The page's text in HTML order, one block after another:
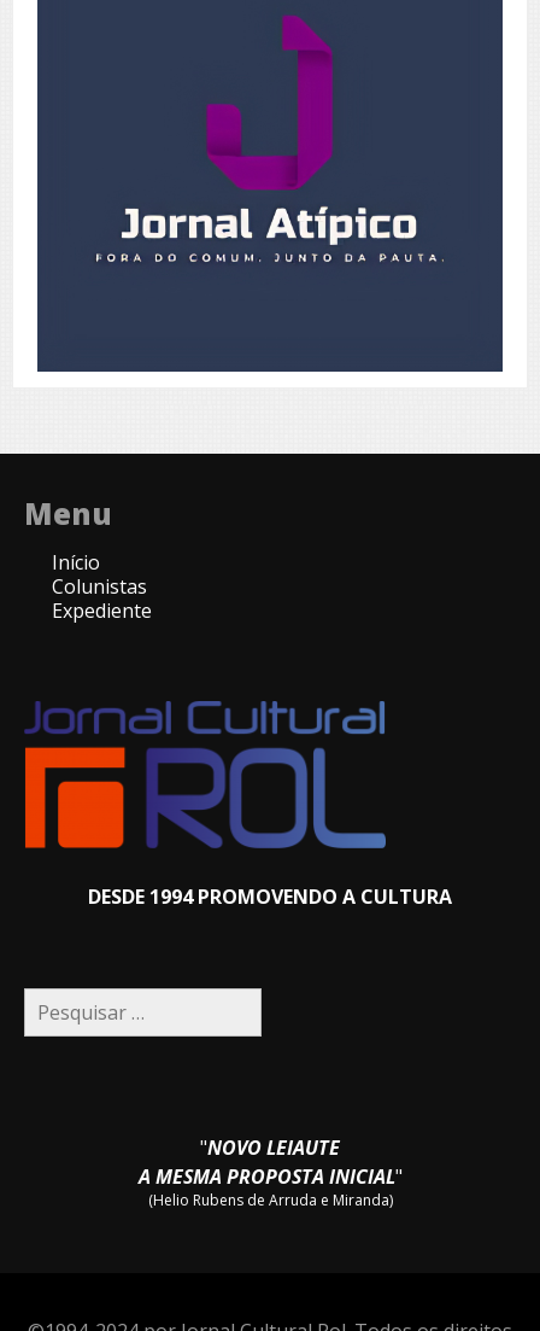
Menu
Início
Colunistas
Expediente
DESDE 1994 PROMOVENDO A CULTURA
Pesquisar
por:
"NOVO LEIAUTE
A MESMA PROPOSTA INICIAL"
(Helio Rubens de Arruda e Miranda)